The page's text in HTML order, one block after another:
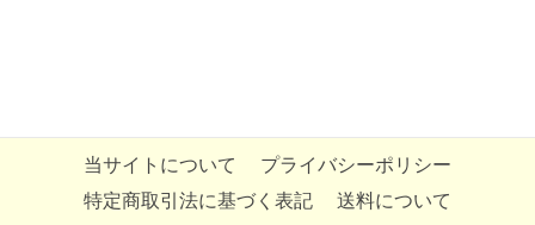
当サイトについて
プライバシーポリシー
特定商取引法に基づく表記
送料について